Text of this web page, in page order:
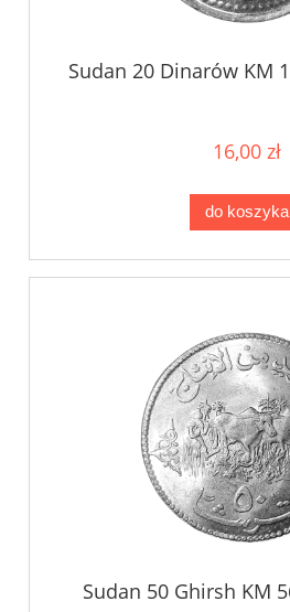
Sudan 20 Dinarów KM
16,00 zł
do koszyka
Sudan 50 Ghirsh KM